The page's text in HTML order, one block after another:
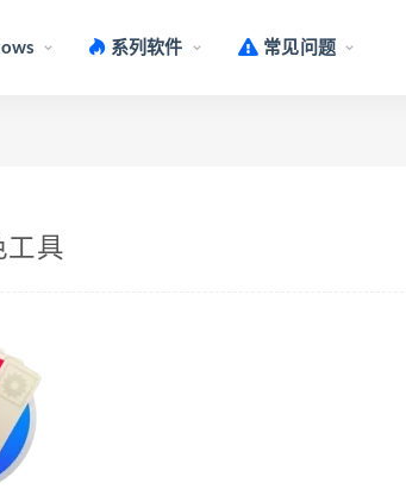
系列软件 常见问题
工具